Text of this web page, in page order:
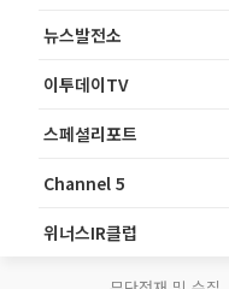
뉴스발전소
이투데이TV
스페셜리포트
Channel 5
위너스IR클럽